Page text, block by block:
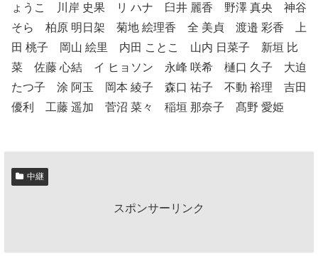
ょうこ 川岸 史果 リ ハナ 臼井 麗香 野澤 真央 神谷
そら 柏原 明日架 菊地 絵理香 全 美貞 渡邉 彩香 上
田 桃子 岡山 絵里 内田 ことこ 山内 日菜子 新垣 比
菜 佐藤 心結 イ ヒョソン 永峰 咲希 樋口 久子 大迫
たつ子 涂 阿玉 岡本 綾子 森口 祐子 不動 裕理 吉田
優利 工藤 遥加 菅沼 菜々 稲垣 那奈子 髙野 愛姫
中継
スポンサーリンク